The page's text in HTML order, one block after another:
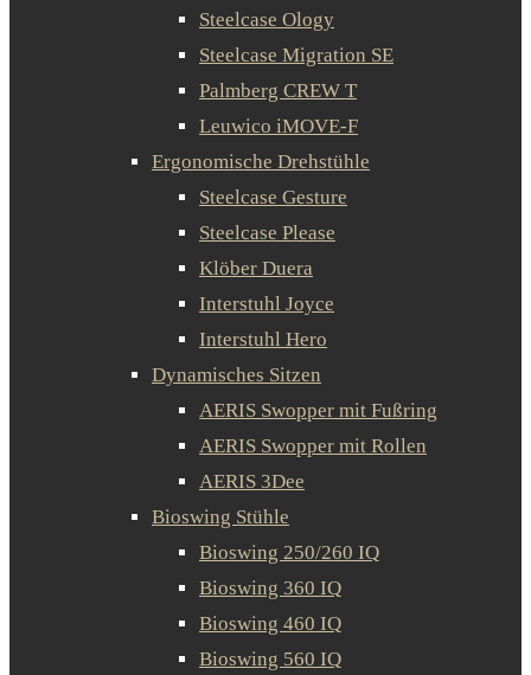
Steelcase Ology
Steelcase Migration SE
Palmberg CREW T
Leuwico iMOVE-F
Ergonomische Drehstühle
Steelcase Gesture
Steelcase Please
Klöber Duera
Interstuhl Joyce
Interstuhl Hero
Dynamisches Sitzen
AERIS Swopper mit Fußring
AERIS Swopper mit Rollen
AERIS 3Dee
Bioswing Stühle
Bioswing 250/260 IQ
Bioswing 360 IQ
Bioswing 460 IQ
Bioswing 560 IQ